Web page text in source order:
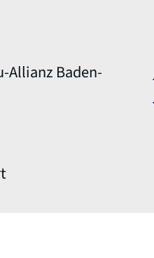
Allianz Baden-